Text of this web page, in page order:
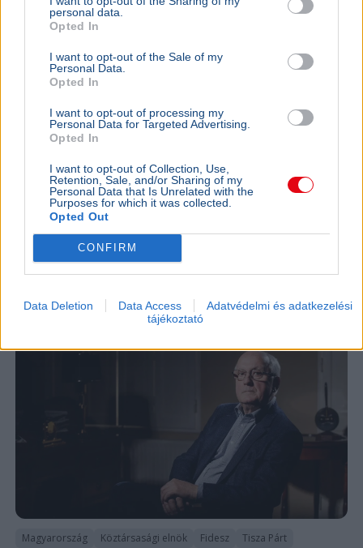
personal data.
Opted In
I want to opt-out of the Sale of my
Personal Data.
Opted In
I want to opt-out of processing my
Personal Data for Targeted Advertising.
Opted In
I want to opt-out of Collection, Use,
Retention, Sale, and/or Sharing of my
Personal Data that Is Unrelated with the
Purposes for which it was collected.
Opted Out
CONFIRM
Data Deletion Data Access
Adatvédelmi és adatkezelési
tájékoztató
Egészségügy Bűncselekmény Ügyészség
A Győr-Moson-Sopron Vármegyei Főügyészség vádat
emelt egy kapuvári pszichiáter ellen, aki vizsgálat nélkül,
pénzért állított ki recepteket.Bővebben...
az új köztársasági elnök
Magyarország Köztársasági elnök Fidesz
Tisza Párt